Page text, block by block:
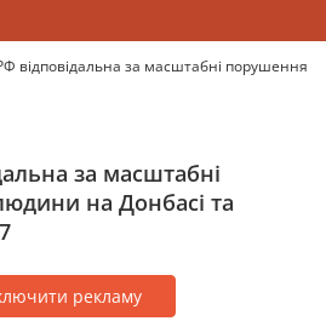
відповідальна за масштабні порушення
за масштабні
на Донбасі та
рекламу